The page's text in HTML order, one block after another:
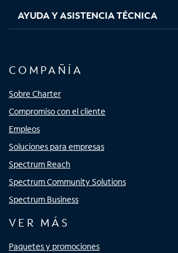
AYUDA Y ASISTENCIA TÉCNICA
COMPAÑÍA
Sobre Charter
Compromiso con el cliente
Empleos
Soluciones para empresas
Spectrum Reach
Spectrum Community Solutions
Spectrum Business
VER MÁS
Paquetes y promociones